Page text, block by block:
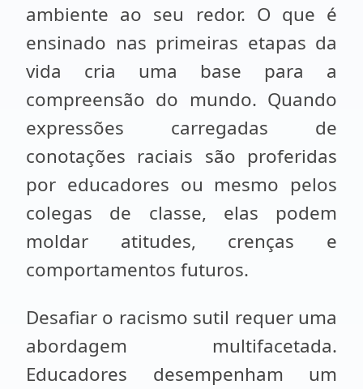
ambiente ao seu redor. O que é
ensinado nas primeiras etapas da
vida cria uma base para a
compreensão do mundo. Quando
expressões carregadas de
conotações raciais são proferidas
por educadores ou mesmo pelos
colegas de classe, elas podem
moldar atitudes, crenças e
comportamentos futuros.
Desafiar o racismo sutil requer uma
abordagem multifacetada.
Educadores desempenham um